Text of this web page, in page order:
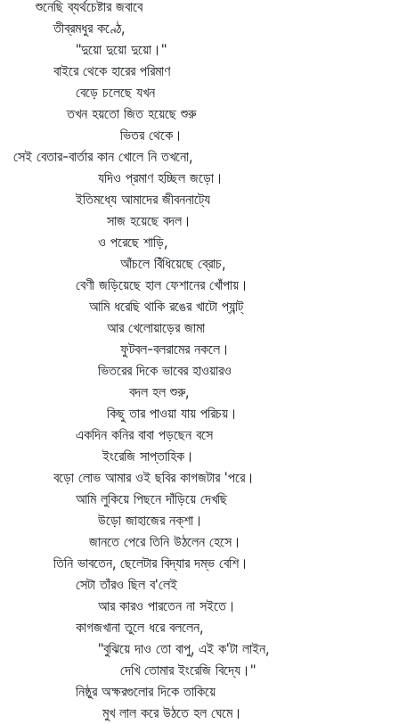
শুনেছি ব্যর্থচেষ্টার জবাবে
তীব্রমধুর কণ্ঠে,
"দুয়ো দুয়ো দুয়ো।"
বাইরে থেকে হারের পরিমাণ
বেড়ে চলেছে যখন
তখন হয়তো জিত হয়েছে শুরু
ভিতর থেকে।
সেই বেতার-বার্তার কান খোলে নি তখনো,
যদিও প্রমাণ হচ্ছিল জড়ো।
ইতিমধ্যে আমাদের জীবননাট্যে
সাজ হয়েছে বদল।
ও পরেছে শাড়ি,
আঁচলে বিঁধিয়েছে ব্রোচ,
বেণী জড়িয়েছে হাল ফেশানের খোঁপায়।
আমি ধরেছি থাকি রঙের খাটো প্যান্ট্‌
আর খেলোয়াড়ের জামা
ফুটবল-বলরামের নকলে।
ভিতরের দিকে ভাবের হাওয়ারও
বদল হল শুরু,
কিছু তার পাওয়া যায় পরিচয়।
একদিন কনির বাবা পড়ছেন বসে
ইংরেজি সাপ্তাহিক।
বড়ো লোভ আমার ওই ছবির কাগজটার 'পরে।
আমি লুকিয়ে পিছনে দাঁড়িয়ে দেখছি
উড়ো জাহাজের নক্‌শা।
জানতে পেরে তিনি উঠলেন হেসে।
তিনি ভাবতেন, ছেলেটার বিদ্যার দম্ভ বেশি।
সেটা তাঁরও ছিল ব'লেই
আর কারও পারতেন না সইতে।
কাগজখানা তুলে ধরে বললেন,
"বুঝিয়ে দাও তো বাপু, এই ক'টা লাইন,
দেখি তোমার ইংরেজি বিদ্যে।"
নিষ্ঠুর অক্ষরগুলোর দিকে তাকিয়ে
মুখ লাল করে উঠতে হল ঘেমে।